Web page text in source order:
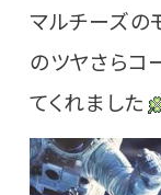
マルチーズの
のツヤさらコ
てくれました